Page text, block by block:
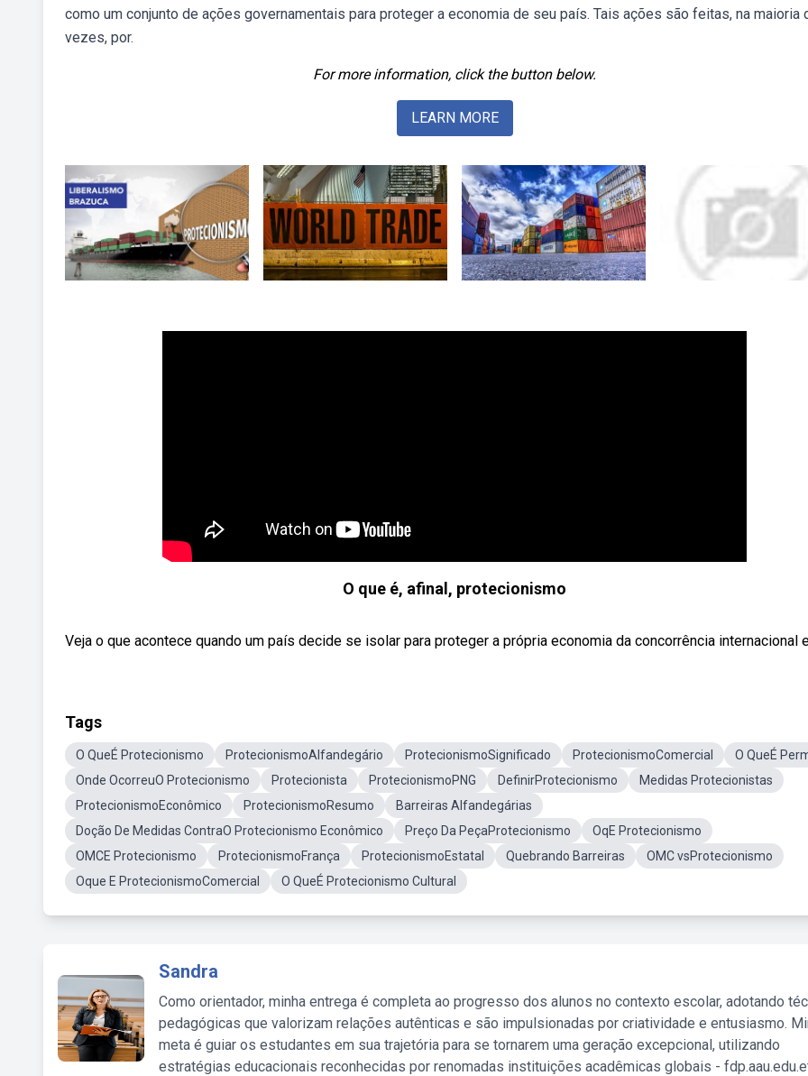
como um conjunto de ações governamentais para proteger a economia de seu país. Tais ações são feitas, na maioria
vezes, por.
For more information, click the button below.
LEARN MORE
O que é, afinal, protecionismo
Veja o que acontece quando um país decide se isolar para proteger a própria economia da concorrência internacional
Tags
O QueÉ Protecionismo ProtecionismoAlfandegário ProtecionismoSignificado ProtecionismoComercial
O QueÉ
Onde OcorreuO Protecionismo
Protecionista ProtecionismoPNG DefinirProtecionismo
Medidas Protecionistas
ProtecionismoEconômico
ProtecionismoResumo
Barreiras Alfandegárias
Doção De Medidas ContraO Protecionismo Econômico
Preço Da PeçaProtecionismo
OqE Protecionismo
OMCE Protecionismo
ProtecionismoFrança ProtecionismoEstatal Quebrando Barreiras
OMC vsProtecionismo
Oque E ProtecionismoComercial
O QueÉ Protecionismo Cultural
Sandra
Como orientador, minha entrega é completa ao progresso dos alunos no contexto escolar, adotando
pedagógicas que valorizam relações autênticas e são impulsionadas por criatividade e entusiasmo.
meta é guiar os estudantes em sua trajetória para se tornarem uma geração excepcional, utilizando
estratégias educacionais reconhecidas por renomadas instituições acadêmicas globais -